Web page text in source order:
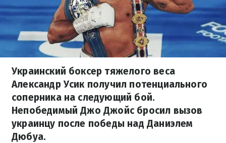
Украинский боксер тяжелого веса
Александр Усик получил потенциального
соперника на следующий бой.
Непобедимый Джо Джойс бросил вызов
украинцу после победы над Даниэлем
Дюбуа.